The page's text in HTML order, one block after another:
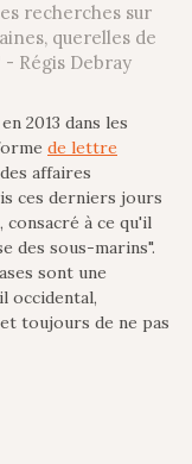
recherches sur
querelles de
Régis Debray
2013 dans les
de lettre
affaires
ces derniers jours
, consacré à ce qu'il
des sous-marins".
sont une
occidental,
toujours de ne pas